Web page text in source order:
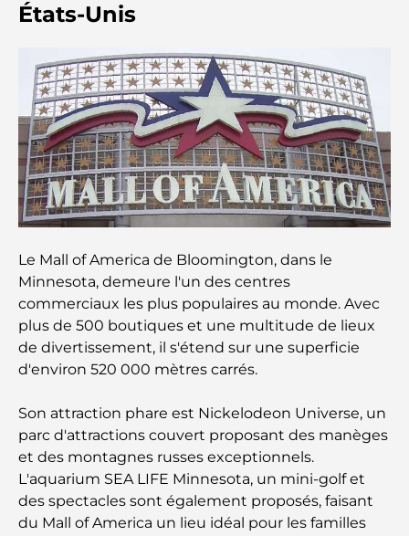
Les quartiers les plus chers de Dubaï pour vivre
Les célébrités internationales les plus en vue qui
vivent à Dubaï
Les meilleurs restaurants avec vue sur le Burj
Khalifa pour une expérience culinaire mémorable
Écoles américaines à Dubaï : Guide complet pour
les parents
Activités divertissantes à Dubaï pour adultes : les
meilleures façons de profiter de la ville
Bâtiments célèbres de Dubaï : merveilles
architecturales de la ville
Les meilleures écoles de Dubaï pour les expatriés :
un guide complet pour les parents
Soins de santé de classe mondiale : les meilleurs
hôpitaux d’Abu Dhabi
États-Unis
Le Mall of America de Bloomington, dans le
Minnesota, demeure l'un des centres
commerciaux les plus populaires au monde. Avec
plus de 500 boutiques et une multitude de lieux
de divertissement, il s'étend sur une superficie
d'environ 520 000 mètres carrés.
Son attraction phare est Nickelodeon Universe, un
parc d'attractions couvert proposant des manèges
et des montagnes russes exceptionnels.
L'aquarium SEA LIFE Minnesota, un mini-golf et
des spectacles sont également proposés, faisant
du Mall of America un lieu idéal pour les familles